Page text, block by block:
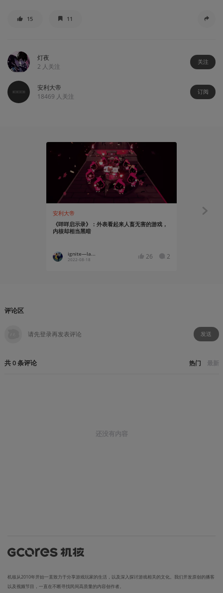
15 11
灯夜
2 人关注
关注
安利大帝
18469 人关注
订阅
安利大帝
《咩咩启示录》：外表看起来人畜无害的游戏，
内核却相当黑暗
ignite—la...
2022-08-18 26 2
有感而发
评论区
发送
共0条评论 热门 最新
还没有内容
机核从2010年开始一直致力于分享游戏玩家的生活，以及深入探讨游戏相关的文化。我们开发原创的播客
以及视频节目，一直在不断寻找民间高质量的内容创作者。